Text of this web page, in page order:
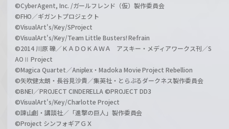
©CyberAgent, Inc. /ガールフレンド（仮）製作委員会
©FHO／ギガントプロジェクト
©VisualArt's/Key/SProject
©VisualArt's/Key/Team Little Busters! Refrain
©2014 川原 礫／ＫＡＤＯＫＡＷＡ アスキー・メディアワークス刊／S
AOⅡ Project
©Magica Quartet／Aniplex・Madoka Movie Project Rebellion
©矢吹健太朗・長谷見沙貴／集英社・とらぶるダークネス製作委員会
©BNEI／PROJECT CINDERELLA ©PROJECT DD3
©VisualArt's/Key/Charlotte Project
©諫山創・講談社／「進撃の巨人」製作委員会
©Project シンフォギアＧＸ